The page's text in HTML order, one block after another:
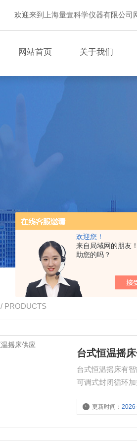
欢迎您！
来自局域网的朋友
助您的吗？
欢迎来到上海量壹科学仪器有限公司
网站首页 关于我们
/ PRODUCTS
台式恒温摇
台式恒温摇床有
可调式封闭循环加
更新时间：